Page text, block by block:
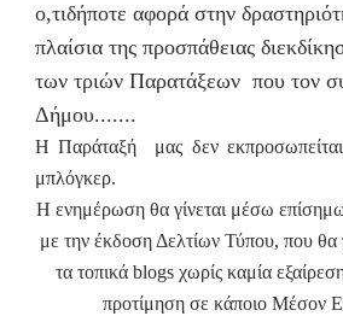
ο,τιδήποτε αφορά στην
πλαίσια της προσπάθειας
των τριών Παρατάξεων που τον
Δήμου.......
Η Παράταξή μας δεν
μπλόγκερ.
Η ενημέρωση θα γίνεται μέσω
με την έκδοση Δελτίων Τύπου, που
τα τοπικά blogs χωρίς καμία
προτίμηση σε κάποιο Μέσον